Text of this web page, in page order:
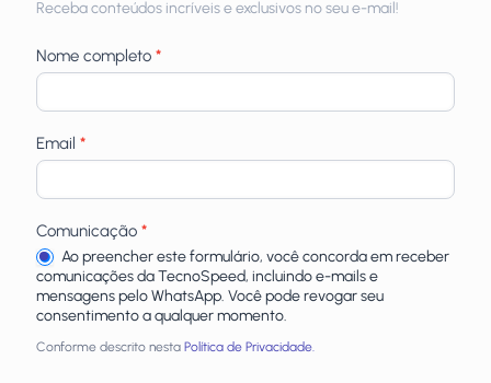
newsletters
Receba conteúdos incríveis e exclusivos no seu e-mail!
Nome completo *
Email *
Comunicação *
Ao preencher este formulário, você concorda em receber
comunicações da TecnoSpeed, incluindo e-mails e
mensagens pelo WhatsApp. Você pode revogar seu
consentimento a qualquer momento.
Conforme descrito nesta Política de Privacidade.